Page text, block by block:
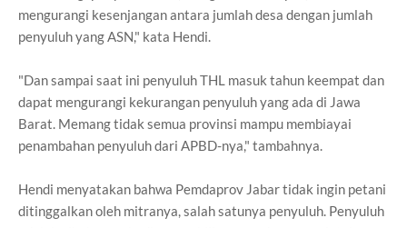
mengurangi kesenjangan antara jumlah desa dengan jumlah
penyuluh yang ASN," kata Hendi.
"Dan sampai saat ini penyuluh THL masuk tahun keempat dan
dapat mengurangi kekurangan penyuluh yang ada di Jawa
Barat. Memang tidak semua provinsi mampu membiayai
penambahan penyuluh dari APBD-nya," tambahnya.
Hendi menyatakan bahwa Pemdaprov Jabar tidak ingin petani
ditinggalkan oleh mitranya, salah satunya penyuluh. Penyuluh